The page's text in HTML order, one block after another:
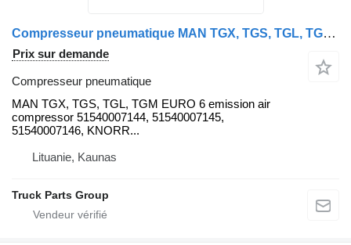
Compresseur pneumatique MAN TGX, TGS, TGL, TGM EURO 6 emission air compressor 51540007144, 5 MAN pour tracteur routier MAN TGX, TGS
Prix sur demande
Compresseur pneumatique
MAN TGX, TGS, TGL, TGM EURO 6 emission air
compressor 51540007144, 51540007145,
51540007146, KNORR...
Lituanie, Kaunas
Truck Parts Group